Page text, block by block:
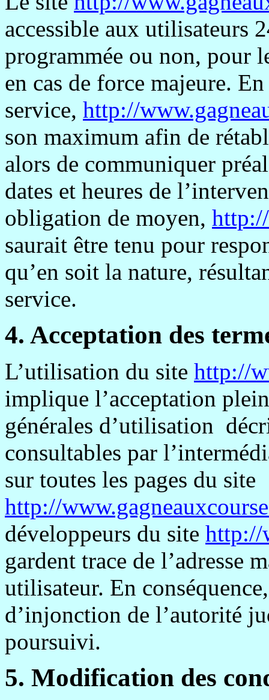
accessible aux utilisateurs
programmée ou non, pour
en cas de force majeure.
service, http://
son maximum afin de
alors de communiquer
dates et heures de
obligation de moyen,
saurait être tenu pour
qu’en soit la nature,
service.
4. Acceptation des
L’utilisation du site http://
implique l’acceptation
générales d’utilisation
consultables par
sur toutes les pages du site
http://
développeurs du site http://
gardent trace de l’adresse
utilisateur. En
d’injonction de l’autorité
poursuivi.
5. Modification des